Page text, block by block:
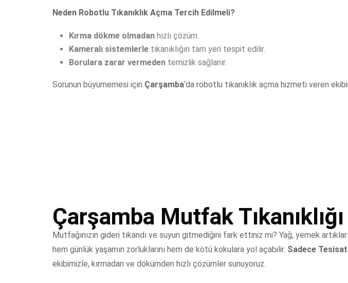
Neden Robotlu Tıkanıklık Açma Tercih Edilmeli?
Kırma dökme olmadan hızlı çözüm.
Kameralı sistemlerle tıkanıklığın tam yeri tespit edilir.
Borulara zarar vermeden temizlik sağlanır.
Sorunun büyümemesi için Çarşamba‘da robotlu tıkanıklık açma hizmeti veren
Çarşamba Mutfak
Mutfağınızın gideri tıkandı ve suyun gitmediğini fark ettiniz mi? Yağ, yemek
hem günlük yaşamın zorluklarını hem de kötü kokulara yol açabilir. Sadece Tesisat
ekibimizle, kırmadan ve dökümden hızlı çözümler sunuyoruz.